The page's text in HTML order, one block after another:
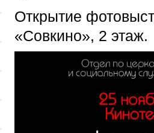
Открытие
«Совкино», 2 этаж.